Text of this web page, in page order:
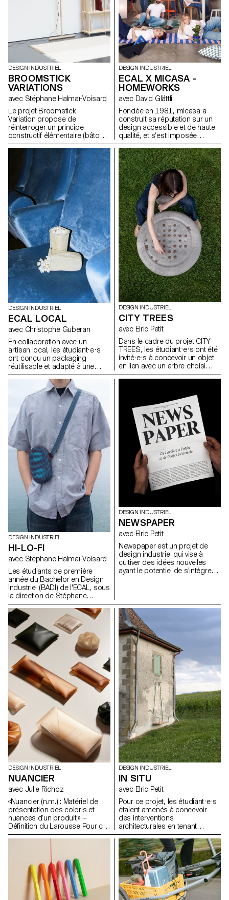
DESIGN INDUSTRIEL
BROOMSTICK
VARIATIONS
avec Stéphane Halmaï-Voisard
Le projet Broomstick
Variation propose de
réinterroger un principe
constructif élémentaire (bâtons,
assemblages visibles, structure
modulable) et d’explorer son
potentiel pour générer de
nouveaux objets et mobiliers
adaptés à des usages
contemporains. L’objectif est
de comprendre comment cette
logique de conception, pensée
comme accessible et
économique, peut être
actualisée face aux enjeux de
durabilité, de fonctionnalité et
d’esthétique.
DESIGN INDUSTRIEL
ECAL X MICASA -
HOMEWORKS
avec David Glättli
Fondée en 1981, micasa a
construit sa réputation sur un
design accessible et de haute
qualité, et s’est imposée
comme leader en Suisse.
Fidèle à une approche du
design démocratique, pensée
pour s’intégrer naturellement au
quotidien, l’entreprise s’est
associée à l'ECAL pour
développer HOMEWORKS, une
collection limitée invitant une
nouvelle génération à repenser
la manière dont les espaces de
vie se façonnent et la façon
dont le design peut devenir une
présence active et porteuse de
sens dans les usages de tous
les jours.
DESIGN INDUSTRIEL
ECAL LOCAL
avec Christophe Guberan
En collaboration avec un
artisan local, les étudiant·e·s
ont conçu un packaging
réutilisable et adapté à une
production en série. Le projet
visait à valoriser un produit
alimentaire du quotidien tout en
répondant aux enjeux actuels
liés au transport, à la durabilité
et à la seconde vie des
emballages. L’intervention
devait être simple, fonctionnelle
et écologique, et proposer un
usage au-delà de la fonction
d’emballage initiale.
DESIGN INDUSTRIEL
CITY TREES
avec Elric Petit
Dans le cadre du projet CITY
TREES, les étudiant·e·s ont été
invité·e·s à concevoir un objet
en lien avec un arbre choisi
dans l’espace urbain
dendrologie, ils ont observé un
arbre existant et imaginé une
intervention discrète,
respectueuse et réversible. Le
projet devait mettre en valeur
les particularités du végétal tout
en s’intégrant dans son
environnement.
DESIGN INDUSTRIEL
HI-LO-FI
avec Stéphane Halmaï-Voisard
Les étudiants de première
année du Bachelor en Design
Industriel (BADI) de l'ECAL, sous
la direction de Stéphane
Halmaï-Voisard, responsable
du BADI, se sont lancés dans
un projet visant à concevoir
leurs propres interprétations
uniques d'une enceinte
Bluetooth. Ce projet a mis les
étudiants au défi de travailler de
manière créative dans les
contraintes d'un kit existant de
composants techniques, les
incitant à explorer des
approches innovantes en
termes de forme, de matérialité
et de fonctionnalité.
DESIGN INDUSTRIEL
NEWSPAPER
avec Elric Petit
Newspaper est un projet de
design industriel qui vise à
cultiver des idées nouvelles
ayant le potentiel de s'intégrer
direction d'Elric Petit, chaque
étudiant a eu la possibilité
d'explorer un sujet choisi, en
exprimant ses affinités et ses
intérêts personnels, ce qui a
permis d'améliorer l'expérience
globale du projet. Dans l'esprit
de la pluridisciplinarité, les
étudiants ont participé à un
atelier d'écriture avec un
journaliste professionnel, qui a
débouché sur 25 articles
rédigés par les étudiants sur
leurs projets individuels,
rassemblés dans un journal
imprimé.
DESIGN INDUSTRIEL
NUANCIER
avec Julie Richoz
«Nuancier (n.m.) : Matériel de
présentation des coloris et
nuances d’un produit.» —
Définition du Larousse Pour ce
projet, les étudiant·e·s ont
assemblages et matières,
qu'ils ont nuancés en plusieurs
échantillons et assemblés
ensuite pour créer leur propre
nuancier.
DESIGN INDUSTRIEL
IN SITU
avec Elric Petit
Pour ce projet, les étudiant·e·s
étaient amenés à concevoir
des interventions
architecturales en tenant
compte des caractéristiques
d'un lieu choisi avec précision.
Ils devaient sélectionner un
bâtiment inspirant pour y
intégrer leur objet ou
intervention, en pensant à en
améliorer la fonctionnalité ou à
le protéger de l'usure. Dans le